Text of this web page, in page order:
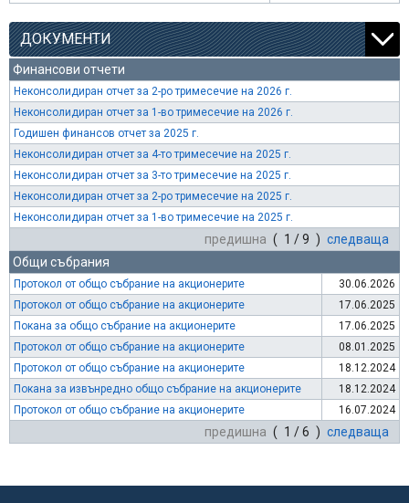
ДОКУМЕНТИ
Финансови отчети
Неконсолидиран отчет за 2-ро тримесечие на 2026 г.
Неконсолидиран отчет за 1-во тримесечие на 2026 г.
Годишен финансов отчет за 2025 г.
Неконсолидиран отчет за 4-то тримесечие на 2025 г.
Неконсолидиран отчет за 3-то тримесечие на 2025 г.
Неконсолидиран отчет за 2-ро тримесечие на 2025 г.
Неконсолидиран отчет за 1-во тримесечие на 2025 г.
предишна ( 1 / 9 ) следваща
Общи събрания
Протокол от общо събрание на акционерите
30.06.2026
Протокол от общо събрание на акционерите
17.06.2025
Покана за общо събрание на акционерите
17.06.2025
Протокол от общо събрание на акционерите
08.01.2025
Протокол от общо събрание на акционерите
18.12.2024
Покана за извънредно общо събрание на акционерите
18.12.2024
Протокол от общо събрание на акционерите
16.07.2024
предишна ( 1 / 6 ) следваща